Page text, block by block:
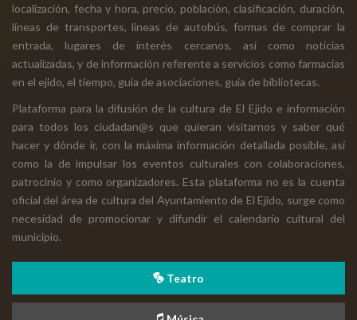
localización, fecha y hora, precio, población, clasificación, duración,
líneas de transportes, líneas de autobús, formas de comprar la
entrada, lugares de interés cercanos, así como noticias
actualizadas, y de información referente a servicios como farmacias
en el ejido, el tiempo, guía de asociaciones, guía de bibliotecas.
Plataforma para la difusión de la cultura de El Ejido e información
para todos los ciudadan@s que quieran visitarnos y saber qué
hacer y dónde ir, con la máxima información detallada posible, así
como la de impulsar los eventos culturales con colaboraciones,
patrocinio y como organizadores. Esta plataforma no es la cuenta
oficial del área de cultura del Ayuntamiento de El Ejido, surge como
necesidad de promocionar y difundir el calendario cultural del
municipio.
Teatro